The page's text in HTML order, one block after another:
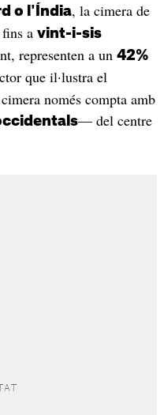
o l'Índia, la cimera de
a vint-i-sis
representen a un 42%
que il·lustra el
només compta amb
— del centre